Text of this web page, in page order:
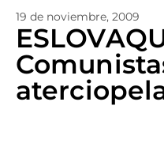
19 de noviembre, 2009